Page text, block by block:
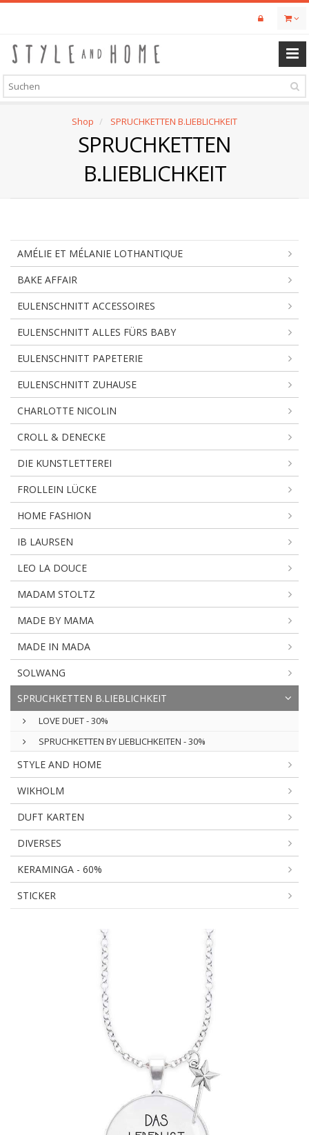
Skip
content
Shop SPRUCHKETTEN B.LIEBLICHKEIT
SPRUCHKETTEN
B.LIEBLICHKEIT
AMÉLIE ET MÉLANIE LOTHANTIQUE
BAKE AFFAIR
EULENSCHNITT ACCESSOIRES
EULENSCHNITT ALLES FÜRS BABY
EULENSCHNITT PAPETERIE
EULENSCHNITT ZUHAUSE
CHARLOTTE NICOLIN
CROLL & DENECKE
DIE KUNSTLETTEREI
FROLLEIN LÜCKE
HOME FASHION
IB LAURSEN
LEO LA DOUCE
MADAM STOLTZ
MADE BY MAMA
MADE IN MADA
SOLWANG
SPRUCHKETTEN B.LIEBLICHKEIT
LOVE DUET - 30%
SPRUCHKETTEN BY LIEBLICHKEITEN - 30%
STYLE AND HOME
WIKHOLM
DUFT KARTEN
DIVERSES
KERAMINGA - 60%
STICKER
SPRUCHKETTEN
B.LIEBLICHKEIT